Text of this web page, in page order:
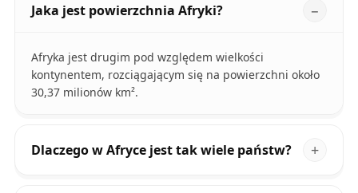
Jaka jest powierzchnia Afryki?
Afryka jest drugim pod względem wielkości
kontynentem, rozciągającym się na powierzchni około
30,37 milionów km².
Dlaczego w Afryce jest tak wiele państw?